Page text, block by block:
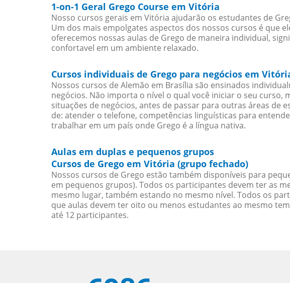
1-on-1 Geral Grego Course em Vitória
Nosso cursos gerais em Vitória ajudarão os estudantes de
Um dos mais empolgates aspectos dos nossos cursos é que
oferecemos nossas aulas de Grego de maneira individual,
confortavel em um ambiente relaxado.
Cursos individuais de Grego para negócios em
Nossos cursos de Alemão em Brasília são ensinados
negócios. Não importa o nível o qual você iniciar o seu
situações de negócios, antes de passar para outras áreas
de: atender o telefone, competências linguísticas para
trabalhar em um país onde Grego é a língua nativa.
Aulas em duplas e pequenos grupos
Cursos de Grego em Vitória (grupo fechado)
Nossos cursos de Grego estão também disponíveis para
em pequenos grupos). Todos os participantes devem ter as
mesmo lugar, também estando no mesmo nível. Todos os
que aulas devem ter oito ou menos estudantes ao mesmo
até 12 participantes.